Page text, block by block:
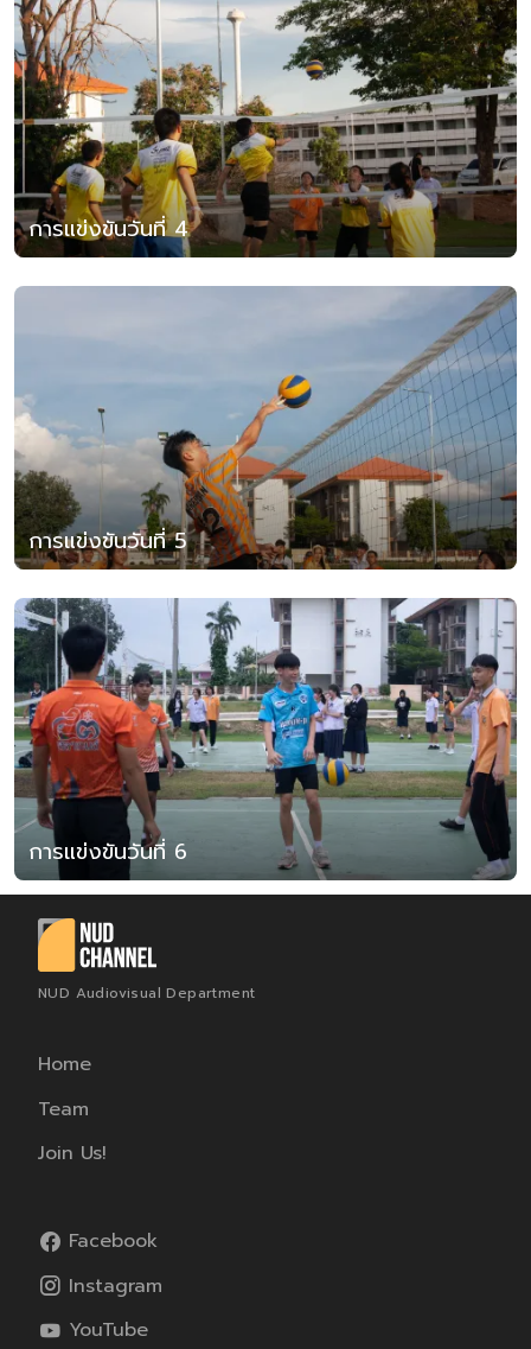
การแข่งขันวันที่ 4
การแข่งขันวันที่ 5
การแข่งขันวันที่ 6
NUD Audiovisual Department
Home
Team
Join Us!
Facebook
Instagram
YouTube